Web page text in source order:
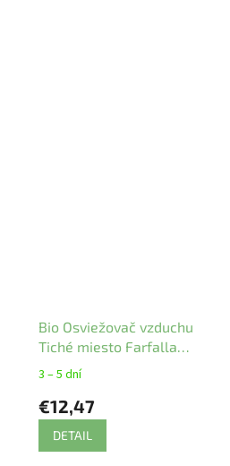
Bio Osviežovač vzduchu
Tiché miesto Farfalla
75ml
3 – 5 dní
€12,47
DETAIL